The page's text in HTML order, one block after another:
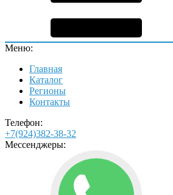
Меню:
Главная
Каталог
Регионы
Контакты
Телефон:
+7(924)382-38-32
Мессенджеры: